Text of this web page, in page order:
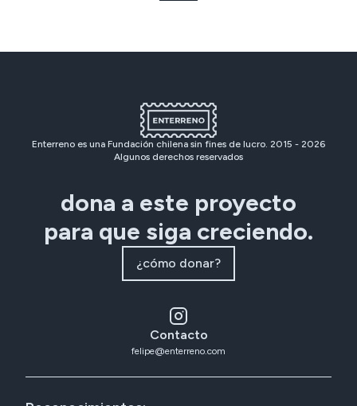
Enterreno es una Fundación chilena sin fines de lucro. 2015 - 2026
Algunos derechos reservados
dona a este proyecto
para que siga creciendo.
¿cómo donar?
Contacto
felipe@enterreno.com